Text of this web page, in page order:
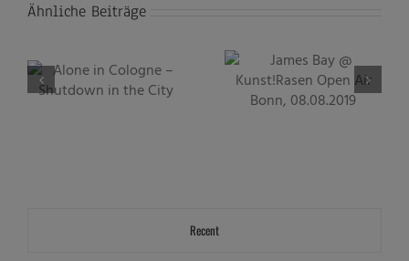
Ähnliche Beiträge
James Bay @ Kunst!Rasen
NENA @ Kunst!Rasen Open
Air Bonn, 11.07.2019
Recent